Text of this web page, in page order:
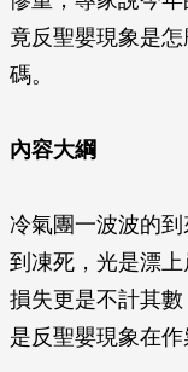
竟反聖嬰現象是
碼。
內容大綱
冷氣團一波波的
到凍死，光是漂
損失更是不計其
是反聖嬰現象在作